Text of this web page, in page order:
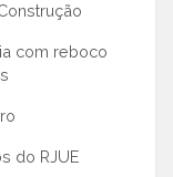
com reboco
do RJUE